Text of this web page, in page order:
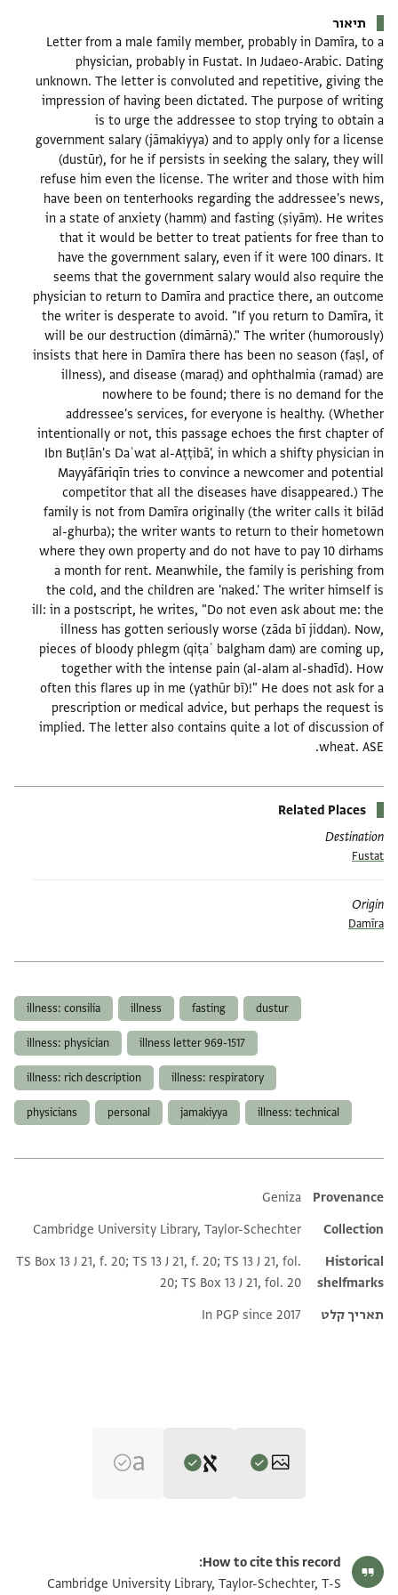
תיאור
Letter from a male family member, probably in Damīra, to a
physician, probably in Fustat. In Judaeo-Arabic. Dating
unknown. The letter is convoluted and repetitive, giving the
impression of having been dictated. The purpose of writing
is to urge the addressee to stop trying to obtain a
government salary (jāmakiyya) and to apply only for a license
(dustūr), for he if persists in seeking the salary, they will
refuse him even the license. The writer and those with him
have been on tenterhooks regarding the addressee's news,
in a state of anxiety (hamm) and fasting (ṣiyām). He writes
that it would be better to treat patients for free than to
have the government salary, even if it were 100 dinars. It
seems that the government salary would also require the
physician to return to Damīra and practice there, an outcome
the writer is desperate to avoid. "If you return to Damīra, it
will be our destruction (dimārnā)." The writer (humorously)
insists that here in Damīra there has been no season (faṣl, of
illness), and disease (maraḍ) and ophthalmia (ramad) are
nowhere to be found; there is no demand for the
addressee's services, for everyone is healthy. (Whether
intentionally or not, this passage echoes the first chapter of
Ibn Buṭlān's Daʿwat al-Aṭṭibā', in which a shifty physician in
Mayyāfāriqīn tries to convince a newcomer and potential
competitor that all the diseases have disappeared.) The
family is not from Damīra originally (the writer calls it bilād
al-ghurba); the writer wants to return to their hometown
where they own property and do not have to pay 10 dirhams
a month for rent. Meanwhile, the family is perishing from
the cold, and the children are 'naked.' The writer himself is
ill: in a postscript, he writes, "Do not even ask about me: the
illness has gotten seriously worse (zāda bī jiddan). Now,
pieces of bloody phlegm (qiṭaʿ balgham dam) are coming up,
together with the intense pain (al-alam al-shadīd). How
often this flares up in me (yathūr bī)!" He does not ask for a
prescription or medical advice, but perhaps the request is
implied. The letter also contains quite a lot of discussion of
wheat. ASE.
Related Places
Destination
Fustat
Origin
Damīra
dustur
fasting
illness
illness: consilia
illness letter 969-1517
illness: physician
illness: respiratory
illness: rich description
illness: technical
jamakiyya
personal
physicians
Additional metadata
Provenance
Geniza
Collection
Cambridge University Library, Taylor-Schechter
Historical
shelfmarks
TS Box 13 J 21, f. 20; TS 13 J 21, f. 20; TS 13 J 21, fol.
20; TS Box 13 J 21, fol. 20
תאריך קלט
In PGP since 2017
S. D. Goitein's unpublished edition (1950–85).
Recto:
T-S 13J21.20 1v הגדל וסובב
How to cite this record:
Cambridge University Library, Taylor-Schechter, T-S